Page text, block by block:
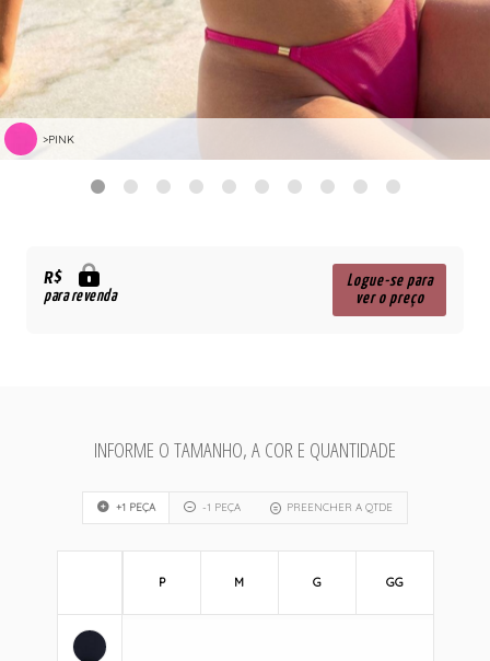
>PINK
R$
para revenda
Logue-se para
ver o preço
INFORME O TAMANHO, A COR E QUANTIDADE
+1 PEÇA -1 PEÇA PREENCHER A QTDE
P M G GG